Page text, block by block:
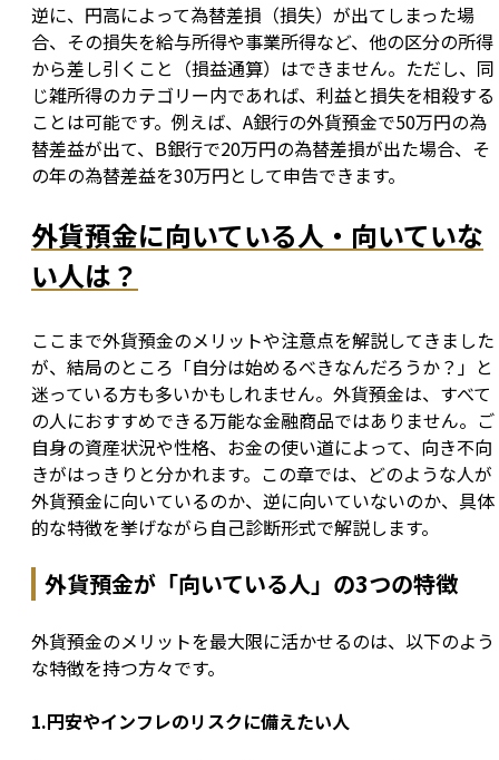
逆に、円高によって為替差損（損失）が出てしまった場
合、その損失を給与所得や事業所得など、他の区分の所得
から差し引くこと（損益通算）はできません。ただし、同
じ雑所得のカテゴリー内であれば、利益と損失を相殺する
ことは可能です。例えば、A銀行の外貨預金で50万円の為
替差益が出て、B銀行で20万円の為替差損が出た場合、そ
の年の為替差益を30万円として申告できます。
外貨預金に向いている人・向いていな
い人は？
ここまで外貨預金のメリットや注意点を解説してきました
が、結局のところ「自分は始めるべきなんだろうか？」と
迷っている方も多いかもしれません。外貨預金は、すべて
の人におすすめできる万能な金融商品ではありません。ご
自身の資産状況や性格、お金の使い道によって、向き不向
きがはっきりと分かれます。この章では、どのような人が
外貨預金に向いているのか、逆に向いていないのか、具体
的な特徴を挙げながら自己診断形式で解説します。
外貨預金が「向いている人」の3つの特徴
外貨預金のメリットを最大限に活かせるのは、以下のよう
な特徴を持つ方々です。
1.円安やインフレのリスクに備えたい人